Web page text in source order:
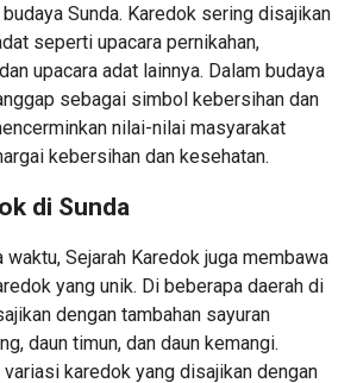
Sunda. Karedok sering disajikan
seperti upacara pernikahan,
upacara adat lainnya. Dalam budaya
sebagai simbol kebersihan dan
nilai-nilai masyarakat
kebersihan dan kesehatan.
di Sunda
waktu, Sejarah Karedok juga membawa
yang unik. Di beberapa daerah di
dengan tambahan sayuran
daun timun, dan daun kemangi.
variasi karedok yang disajikan dengan